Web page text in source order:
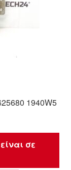
1940W5
σε